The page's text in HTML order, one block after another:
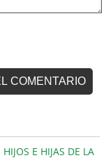
E HIJAS DE LA